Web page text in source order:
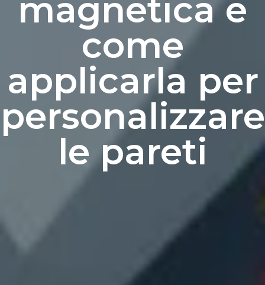
magnetica e
come
applicarla per
personalizzare
le pareti